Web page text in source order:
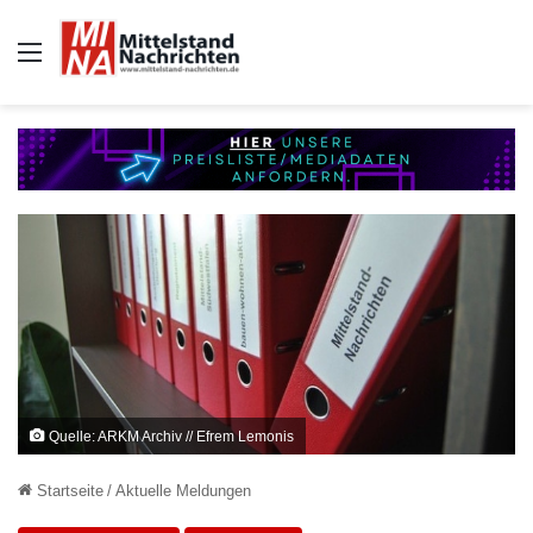
Auswahl
Quelle: ARKM Archiv // Efrem Lemonis
Startseite / Aktuelle Meldungen